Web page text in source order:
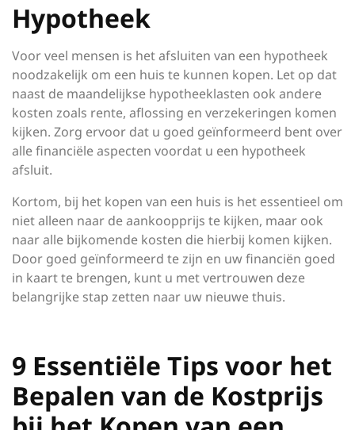
Hypotheek
Voor veel mensen is het afsluiten van een hypotheek
noodzakelijk om een huis te kunnen kopen. Let op dat
naast de maandelijkse hypotheeklasten ook andere
kosten zoals rente, aflossing en verzekeringen komen
kijken. Zorg ervoor dat u goed geïnformeerd bent over
alle financiële aspecten voordat u een hypotheek
afsluit.
Kortom, bij het kopen van een huis is het essentieel om
niet alleen naar de aankoopprijs te kijken, maar ook
naar alle bijkomende kosten die hierbij komen kijken.
Door goed geïnformeerd te zijn en uw financiën goed
in kaart te brengen, kunt u met vertrouwen deze
belangrijke stap zetten naar uw nieuwe thuis.
9 Essentiële Tips voor het
Bepalen van de Kostprijs